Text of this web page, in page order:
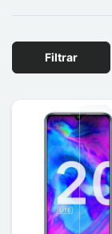
Filtrar